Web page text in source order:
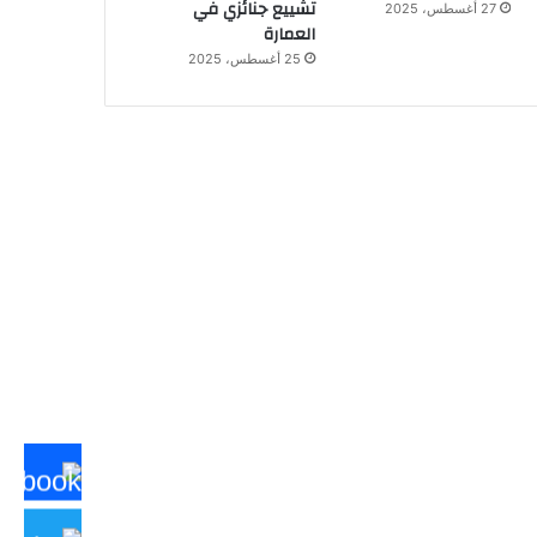
27 أغسطس، 2025
تشييع جنائزي في
العمارة
25 أغسطس، 2025